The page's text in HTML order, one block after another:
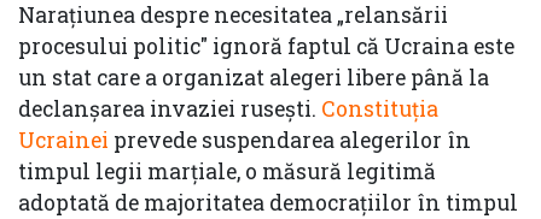
Narațiunea despre necesitatea „relansării
procesului politic" ignoră faptul că Ucraina este
un stat care a organizat alegeri libere până la
declanșarea invaziei rusești. Constituția
Ucrainei prevede suspendarea alegerilor în
timpul legii marțiale, o măsură legitimă
adoptată de majoritatea democrațiilor în timpul